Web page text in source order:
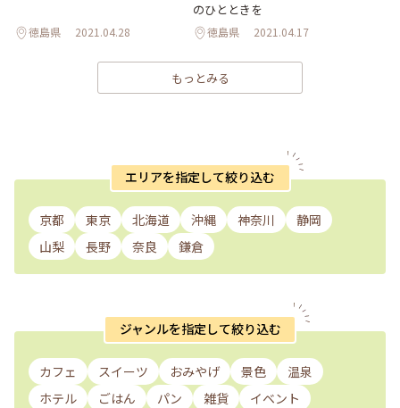
徳島県 2021.04.28
のひとときを
徳島県 2021.04.17
もっとみる
エリアを指定して絞り込む
京都 東京 北海道 沖縄 神奈川
静岡
山梨
長野 奈良 鎌倉
ジャンルを指定して絞り込む
カフェ スイーツ おみやげ 景色
温泉
ホテル
ごはん パン 雑貨 イベント